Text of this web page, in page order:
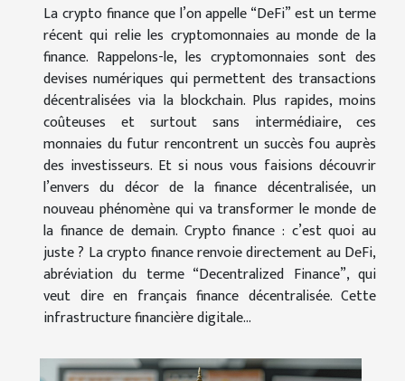
La crypto finance que l’on appelle “DeFi” est un terme
récent qui relie les cryptomonnaies au monde de la
finance. Rappelons-le, les cryptomonnaies sont des
devises numériques qui permettent des transactions
décentralisées via la blockchain. Plus rapides, moins
coûteuses et surtout sans intermédiaire, ces
monnaies du futur rencontrent un succès fou auprès
des investisseurs. Et si nous vous faisions découvrir
l’envers du décor de la finance décentralisée, un
nouveau phénomène qui va transformer le monde de
la finance de demain. Crypto finance : c’est quoi au
juste ? La crypto finance renvoie directement au DeFi,
abréviation du terme “Decentralized Finance”, qui
veut dire en français finance décentralisée. Cette
infrastructure financière digitale...